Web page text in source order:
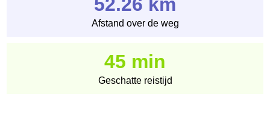
Afstand over de weg
45 min
Geschatte reistijd